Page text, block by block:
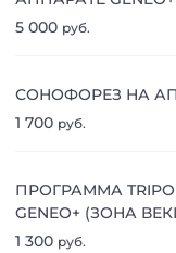
5 000 руб.
СОНОФОРЕЗ НА
1 700 руб.
ПРОГРАММА
GENEO+ (ЗОНА
1 300 руб.